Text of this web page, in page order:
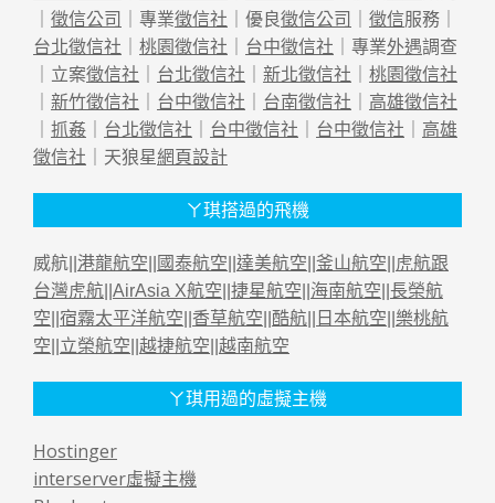
｜ 徵信公司 ｜專業徵信社 ｜優良徵信公司 ｜ 徵信服務｜
台北徵信社 ｜ 桃園徵信社 ｜ 台中徵信社 ｜專業外遇調查
｜立案徵信社 ｜ 台北徵信社 ｜ 新北徵信社 ｜ 桃園徵信社
｜ 新竹徵信社 ｜ 台中徵信社 ｜ 台南徵信社 ｜ 高雄徵信社
｜ 抓姦 ｜ 台北徵信社 ｜ 台中徵信社 ｜ 台中徵信社 ｜ 高雄
徵信社 ｜天狼星網頁設計
ㄚ琪搭過的飛機
威航|| 港龍航空 國泰航空 達美航空 釜山航空
虎航跟
台灣虎航 AirAsia X航空 捷星航空 海南航空 長榮航
空 宿霧太平洋航空 香草航空 酷航 日本航空 樂桃航
空 立榮航空 越捷航空 越南航空
ㄚ琪用過的虛擬主機
Hostinger
interserver虛擬主機